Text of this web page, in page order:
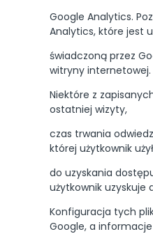
Google Analytics.
Analytics, które jest
świadczoną przez
witryny internetowej.
Niektóre z
ostatniej wizyty,
czas trwania
której użytkownik użył
do uzyskania
użytkownik uzyskuje
Konfiguracja tych
Google, a